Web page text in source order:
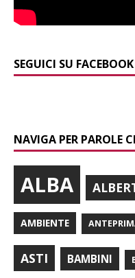
SEGUICI SU FACEBOOK
NAVIGA PER PAROLE
ALBA
AMBIENTE
ASTI BAMBINI